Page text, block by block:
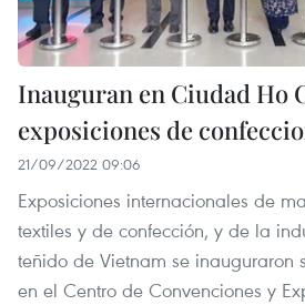
Inauguran en Ciudad Ho
exposiciones de
21/09/2022 09:06
Exposiciones internacionales de
textiles y de confección, y de la
teñido de Vietnam se inauguraron
en el Centro de Convenciones y